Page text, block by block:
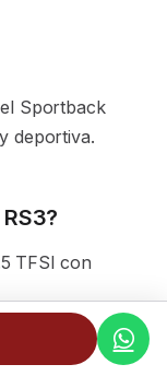
Sportback
deportiva.
TFSI con